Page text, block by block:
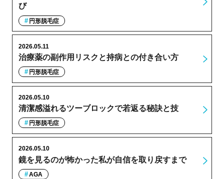
び
円形脱毛症
治療薬の副作用リスクと持病との付き合い方
2026.05.11
円形脱毛症
清潔感溢れるツーブロックで若返る秘訣と技
2026.05.10
円形脱毛症
鏡を見るのが怖かった私が自信を取り戻すまで
2026.05.10
AGA